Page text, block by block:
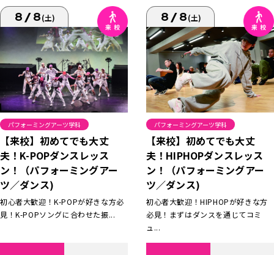
8/8(土)
パフォーミングアーツ学科
【来校】初めてでも大丈
夫！K-POPダンスレッス
ン！（パフォーミングアー
ツ／ダンス)
初心者大歓迎！K-POPが好きな方必
見！K-POPソングに合わせた振...
8/8(土)
パフォーミングアーツ学科
【来校】初めてでも大丈
夫！HIPHOPダンスレッス
ン！（パフォーミングアー
ツ／ダンス)
初心者大歓迎！HIPHOPが好きな方
必見！まずはダンスを通じてコミ
ュ...